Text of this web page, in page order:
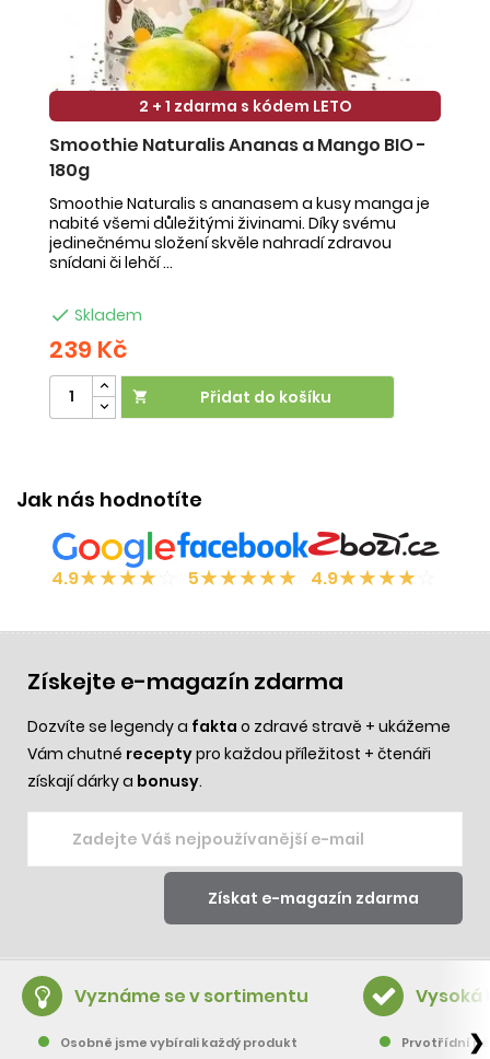
2 + 1 zdarma s kódem LETO
Smoothie Naturalis Ananas a Mango BIO -
180g
Smoothie Naturalis s ananasem a kusy manga je
nabité všemi důležitými živinami. Díky svému
jedinečnému složení skvěle nahradí zdravou
snídani či lehčí ...
 Skladem
239 Kč
 Přidat do košíku
Jak nás hodnotíte
4.9★★★★ 5★★★★★ 4.9★★★★
Získejte e-magazín zdarma
Dozvíte se legendy a fakta o zdravé stravě + ukážeme
Vám chutné receptypro každou příležitost + čtenáři
získají dárky a bonusy.
Vyznáme se v sortimentu
Osobně jsme vybírali každý produkt
Vysoká
Prvotřídní❯